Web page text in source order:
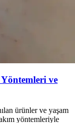
ve
ürünler ve yaşam
yöntemleriyle